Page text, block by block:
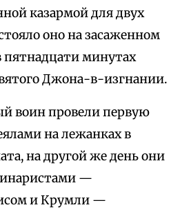
казармой для двух
оно на засаженном
пятнадцати минутах
Джона-в-изгнании.
воин провели первую
на лежанках в
на другой же день они
—
и Крумли —